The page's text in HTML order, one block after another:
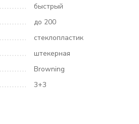
быстрый
до 200
стеклопластик
штекерная
Browning
3+3